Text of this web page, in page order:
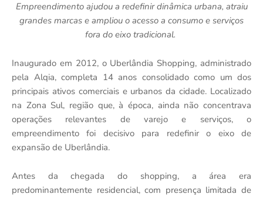
Empreendimento ajudou a redefinir dinâmica urbana, atraiu
grandes marcas e ampliou o acesso a consumo e serviços
fora do eixo tradicional.
Inaugurado em 2012, o Uberlândia Shopping, administrado
pela Alqia, completa 14 anos consolidado como um dos
principais ativos comerciais e urbanos da cidade. Localizado
na Zona Sul, região que, à época, ainda não concentrava
operações relevantes de varejo e serviços,o
empreendimento foi decisivo para redefinir o eixo de
expansão de Uberlândia.
Antes da chegada do shopping, a área era
predominantemente residencial, com presença limitada de